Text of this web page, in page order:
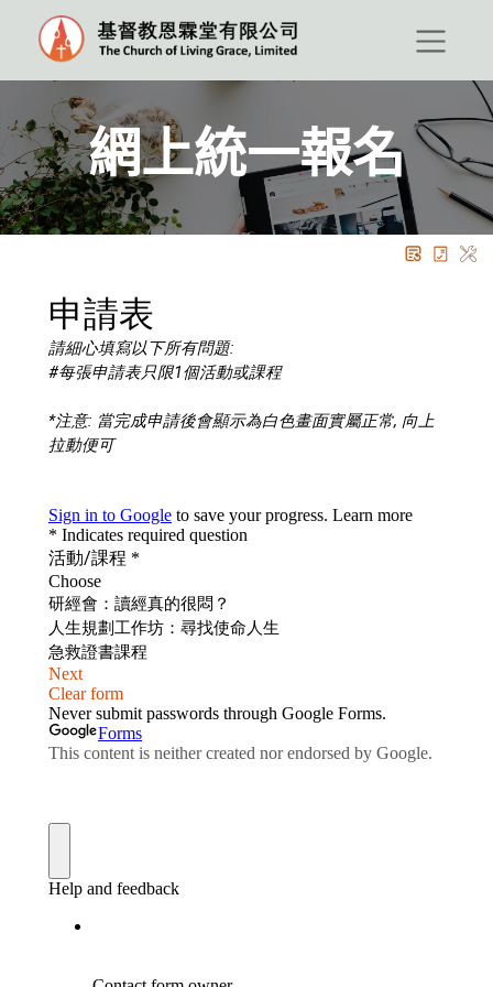
網上統一報名